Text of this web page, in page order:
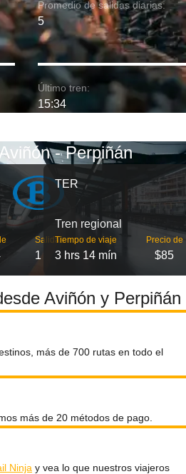
Promedio de salidas diarias:
5
Último tren:
15:34
- Perpiñán
Salidas
1
TER
Tren regional
Tiempo de viaje
3 hrs 14 mín
Precio de
$85
Aviñón y Perpiñán
más de 700 rutas en todo el
más de 20 métodos de pago.
Ninja y vea lo que nuestros viajeros